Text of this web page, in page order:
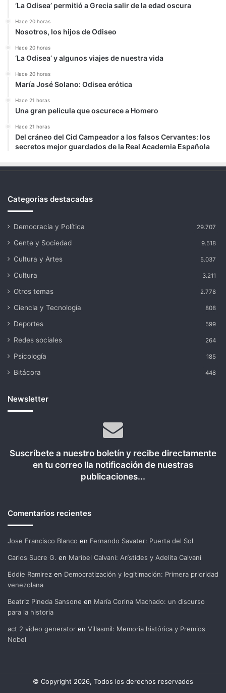
‘La Odisea’ permitió a Grecia salir de la edad oscura
Hace 20 horas
Nosotros, los hijos de Odiseo
Hace 20 horas
‘La Odisea’ y algunos viajes de nuestra vida
Hace 20 horas
María José Solano: Odisea erótica
Hace 21 horas
Una gran película que oscurece a Homero
Hace 21 horas
Del cráneo del Cid Campeador a los falsos Cervantes: los
secretos mejor guardados de la Real Academia Española
Categorías destacadas
Democracia y Política 29.707
Gente y Sociedad 9.518
Cultura y Artes 5.037
Cultura 3.211
Otros temas 2.778
Ciencia y Tecnología 808
Deportes 599
Redes sociales 264
Psicología 185
Bitácora 448
Newsletter
Suscríbete a nuestro boletín y recibe directamente
en tu correo lla notificación de nuestras
publicaciones...
Comentarios recientes
Jose Francisco Blanco en Fernando Savater: Puerta del Sol
Carlos Sucre G. en Maribel Calvani: Arístides y Adelita Calvani
Eddie Ramirez en Democratización y legitimación: Primera prioridad
venezolana
Beatriz Pineda Sansone en María Corina Machado: un discurso
para la historia
act 2 video generator en Villasmil: Memoria histórica y Premios
Nobel
© Copyright 2026, Todos los derechos reservados